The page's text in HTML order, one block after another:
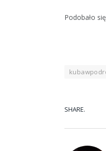
Podobało
SHARE.